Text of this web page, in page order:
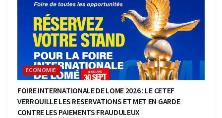
ECONOMIE
FOIRE INTERNATIONALE DE LOME 2026 : LE CETEF
VERROUILLE LES RESERVATIONS ET MET EN GARDE
CONTRE LES PAIEMENTS FRAUDULEUX